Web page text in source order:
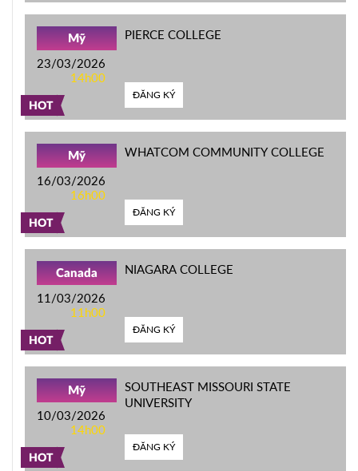
HOT
Mỹ
23/03/2026
14h00
PIERCE COLLEGE
ĐĂNG KÝ
HOT
Mỹ
16/03/2026
16h00
WHATCOM COMMUNITY COLLEGE
ĐĂNG KÝ
HOT
Canada
11/03/2026
11h00
NIAGARA COLLEGE
ĐĂNG KÝ
HOT
Mỹ
10/03/2026
14h00
SOUTHEAST MISSOURI STATE
UNIVERSITY
ĐĂNG KÝ